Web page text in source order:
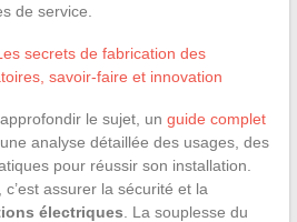
de service.
secrets de fabrication des
savoir-faire et innovation
le sujet, un guide complet
analyse détaillée des usages, des
pour réussir son installation.
assurer la sécurité et la
électriques . La souplesse du